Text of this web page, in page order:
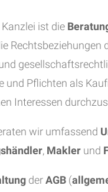
ist die
Rechtsbeziehungen
und Pflichten als
Interessen
wir umfassend
, Makler und
derAGB (